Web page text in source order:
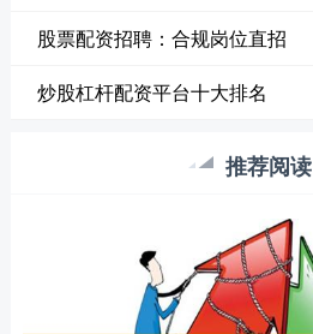
股票配资招聘：合规岗位直招
炒股杠杆配资平台十大排名
推荐阅读